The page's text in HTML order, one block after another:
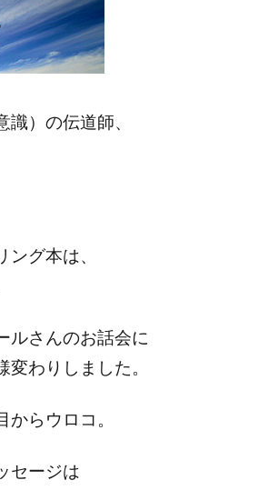
）の伝道師、
グ本は、
ルさんのお話会に
わりしました。
らウロコ。
セージは